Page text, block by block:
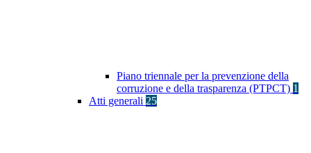
Piano triennale per la prevenzione della
corruzione e della trasparenza (PTPCT) 1
Atti generali 25